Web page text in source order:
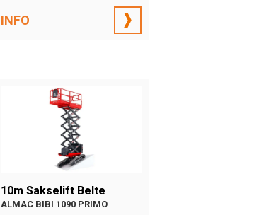
INFO
10m Sakselift Belte
ALMAC BIBI 1090 PRIMO